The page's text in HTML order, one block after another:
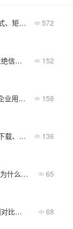
跨部门沟通的5大模式：集权式、矩阵式、敏捷式等对比与应用 572
企业内部用什么聊天安全？杜绝信息泄露的解决方案 152
2026 IT选型避坑：不同行业企业用的聊天软件有哪些？附对比大全 158
推荐5款企业聊天软件，一键下载、快速部署 136
私有化部署IM vs 公有云IM：为什么企业不能忽视数据控制权？ 65
企业即时通讯软件推荐：实测对比后选这几款 68